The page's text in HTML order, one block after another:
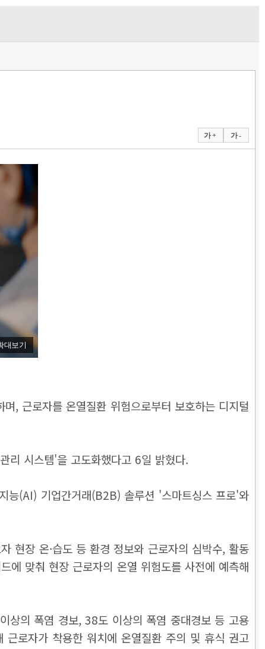
가 + 가 -
대보기
, 근로자를 온열질환 위험으로부터 보호하는 디지털
리 시스템'을 고도화했다고 6일 밝혔다.
능(AI) 기업간거래(B2B) 솔루션 '스마트싱스 프로'와
현장 온·습도 등 환경 정보와 근로자의 심박수, 활동
에 맞춰 현장 근로자의 온열 위험도를 사전에 예측해
상의 폭염 경보, 38도 이상의 폭염 중대경보 등 고용
로자가 착용한 워치에 온열질환 주의 및 휴식 권고